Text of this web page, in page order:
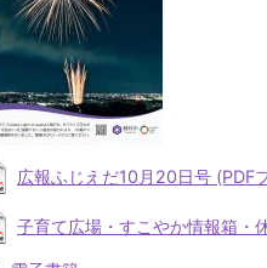
広報ふじえだ10月20日号 (PDF
子育て広場・すこやか情報箱・